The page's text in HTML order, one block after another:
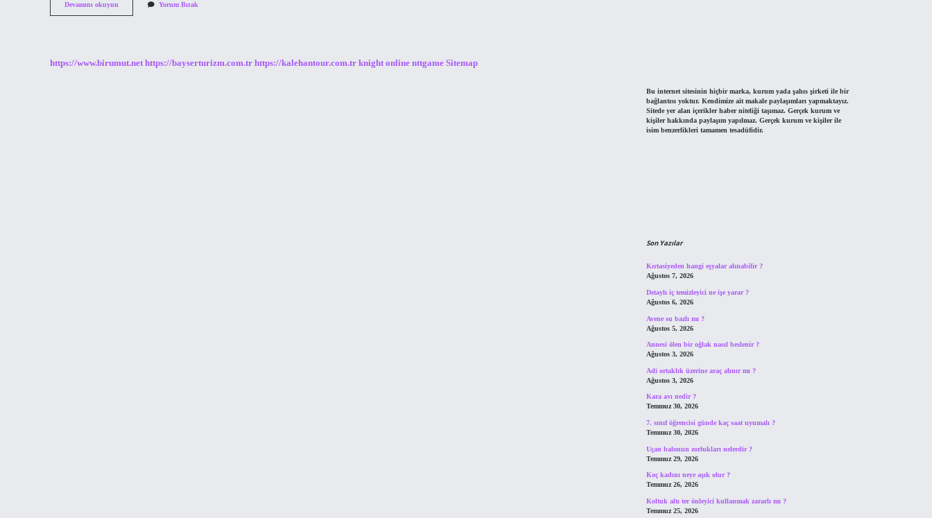
Devamını okuyun
Kişiye
Yorum Bırak
https://www.birumut.net https://bayserturizm.com.tr https://kalehantour.com.tr knight online nttgame Sitemap
Bu internet sitesinin hiçbir marka, kurum yada şahıs şirketi ile bir
bağlantısı yoktur. Kendimize ait makale paylaşımları yapmaktayız.
Sitede yer alan içerikler haber niteliği taşımaz. Gerçek kurum ve
kişiler hakkında paylaşım yapılmaz. Gerçek kurum ve kişiler ile
isim benzerlikleri tamamen tesadüfidir.
Son Yazılar
Kırtasiyeden hangi eşyalar alınabilir ?
Ağustos 7, 2026
Detaylı iç temizleyici ne işe yarar ?
Ağustos 6, 2026
Avene su bazlı mı ?
Ağustos 5, 2026
Annesi ölen bir oğlak nasıl beslenir ?
Ağustos 3, 2026
Adi ortaklık üzerine araç alınır mı ?
Ağustos 3, 2026
Kara avı nedir ?
Temmuz 30, 2026
7. sınıf öğrencisi günde kaç saat uyumalı ?
Temmuz 30, 2026
Uçan balonun zorlukları nelerdir ?
Temmuz 29, 2026
Koç kadını neye aşık olur ?
Temmuz 26, 2026
Koltuk altı ter önleyici kullanmak zararlı mı ?
Temmuz 25, 2026